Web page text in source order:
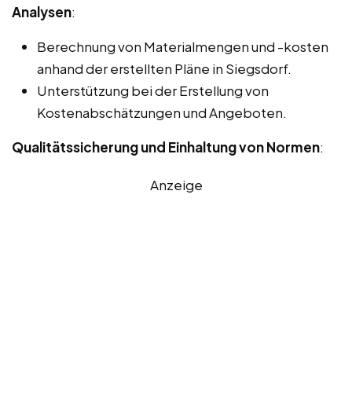
Analysen:
Berechnung von Materialmengen und -kosten
anhand der erstellten Pläne in Siegsdorf.
Unterstützung bei der Erstellung von
Kostenabschätzungen und Angeboten.
Qualitätssicherung und Einhaltung von Normen:
Anzeige